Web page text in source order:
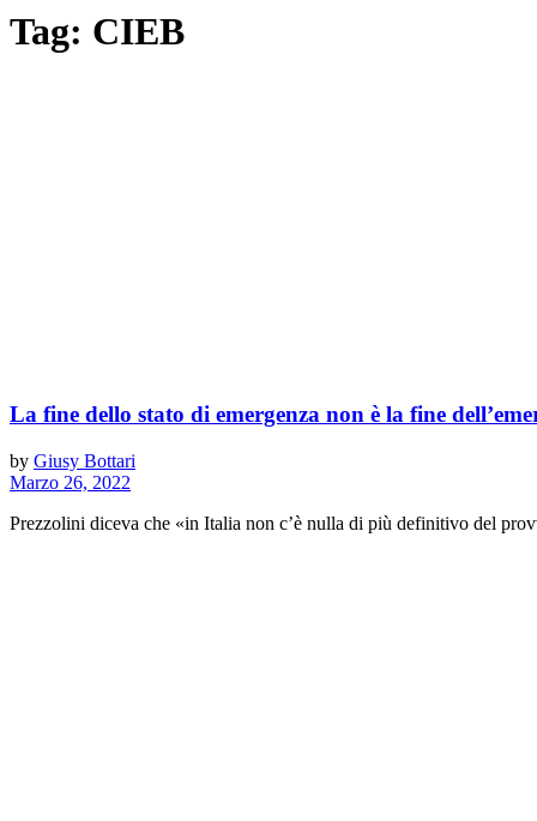
Tag: CIEB
La fine dello stato di emergenza non è la fine
by Giusy Bottari
Marzo 26, 2022
Prezzolini diceva che «in Italia non c’è nulla di più definitivo del